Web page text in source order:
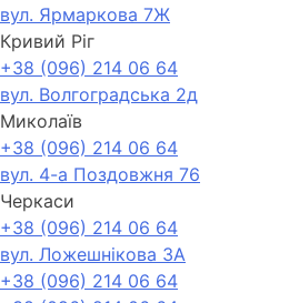
вул. Ярмаркова 7Ж
Кривий Ріг
+38 (096) 214 06 64
вул. Волгоградська 2д
Миколаїв
+38 (096) 214 06 64
вул. 4-а Поздовжня 76
Черкаси
+38 (096) 214 06 64
вул. Ложешнікова 3А
+38 (096) 214 06 64